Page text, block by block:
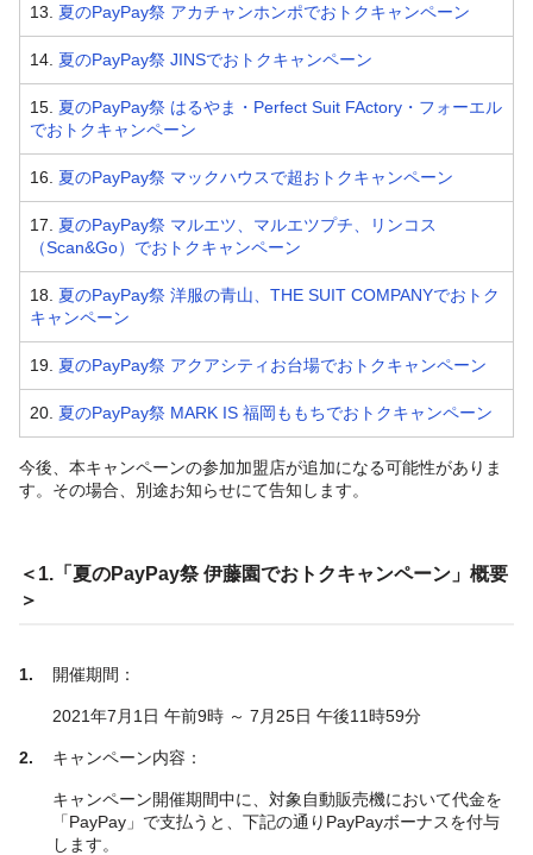
13. 夏のPayPay祭 アカチャンホンポでおトクキャンペーン
14. 夏のPayPay祭 JINSでおトクキャンペーン
15. 夏のPayPay祭 はるやま・Perfect Suit FActory・フォーエル
でおトクキャンペーン
16. 夏のPayPay祭 マックハウスで超おトクキャンペーン
17. 夏のPayPay祭 マルエツ、マルエツプチ、リンコス
（Scan&Go）でおトクキャンペーン
18. 夏のPayPay祭 洋服の青山、THE SUIT COMPANYでおトク
キャンペーン
19. 夏のPayPay祭 アクアシティお台場でおトクキャンペーン
20. 夏のPayPay祭 MARK IS 福岡ももちでおトクキャンペーン
今後、本キャンペーンの参加加盟店が追加になる可能性がありま
す。その場合、別途お知らせにて告知します。
＜1.「夏のPayPay祭 伊藤園でおトクキャンペーン」概要
＞
開催期間：
2021年7月1日 午前9時 ～ 7月25日 午後11時59分
キャンペーン内容：
キャンペーン開催期間中に、対象自動販売機において代金を
「PayPay」で支払うと、下記の通りPayPayボーナスを付与
します。